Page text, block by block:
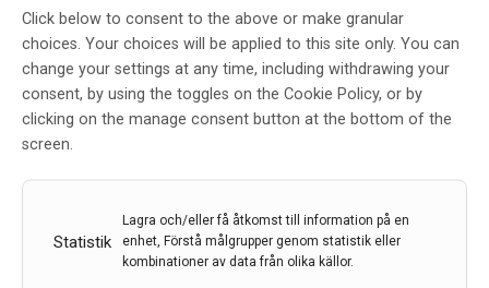
Click below to consent to the above or make granular
choices. Your choices will be applied to this site only. You can
change your settings at any time, including withdrawing your
consent, by using the toggles on the Cookie Policy, or by
clicking on the manage consent button at the bottom of the
screen.
Statistik
Lagra och/eller få åtkomst till information på en
enhet, Förstå målgrupper genom statistik eller
kombinationer av data från olika källor.
Under hösten planerade Svenska Neurologföreningen
för Neurologiveckan i Uppsala, men den fortsatt
osäkra pandemisituationen i januari med ökad
spridning och reserestriktioner för medlemmarna fick
föreningen att ställa in det fysiska mötet och anpassa
till en digital form. Årets mötesprogram bestod av ett